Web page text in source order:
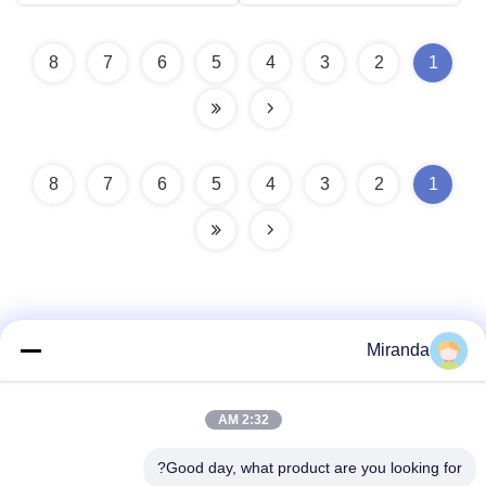
1
2
3
4
5
6
7
8
1
2
3
4
5
6
7
8
العنوان
Miranda
2:32 AM
Good day, what product are you looking for?